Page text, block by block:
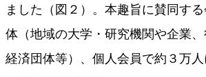
ました（図２）。本趣旨に賛同す
体（地域の大学・研究機関や企業
経済団体等）、個人会員で約３万